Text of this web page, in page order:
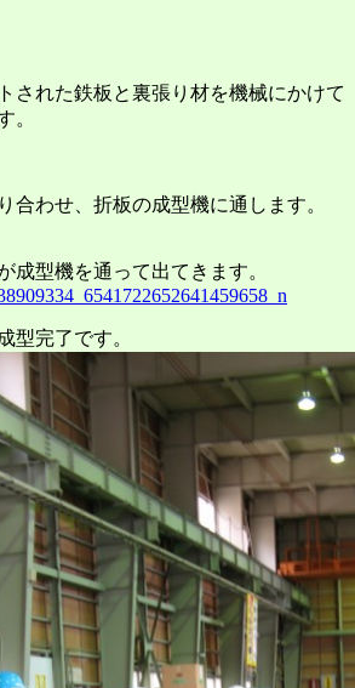
された鉄板と裏張り材を機械にかけて
。
合わせ、折板の成型機に通します。
成型機を通って出てきます。
型完了です。